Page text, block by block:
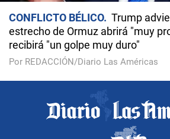
CONFLICTO BÉLICO
Trump
estrecho de Ormuz abrirá "muy
recibirá "un golpe muy duro"
Por REDACCIÓN/Diario Las Américas